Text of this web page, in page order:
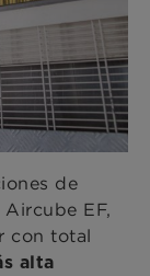
de
EF,
con total
alta